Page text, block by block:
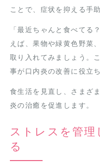
ことで、症状を抑える手
「最近ちゃんと食べてる
えば、果物や緑黄色野菜
取り入れてみましょう。
事が口内炎の改善に役立ち
食生活を見直し、さまざ
炎の治癒を促進します。
ストレスを管理
る